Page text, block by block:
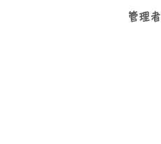
管理者